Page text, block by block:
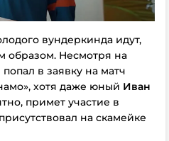
вундеркинда идут,
образом. Несмотря на
в заявку на матч
хотя даже юный Иван
примет участие в
на скамейке